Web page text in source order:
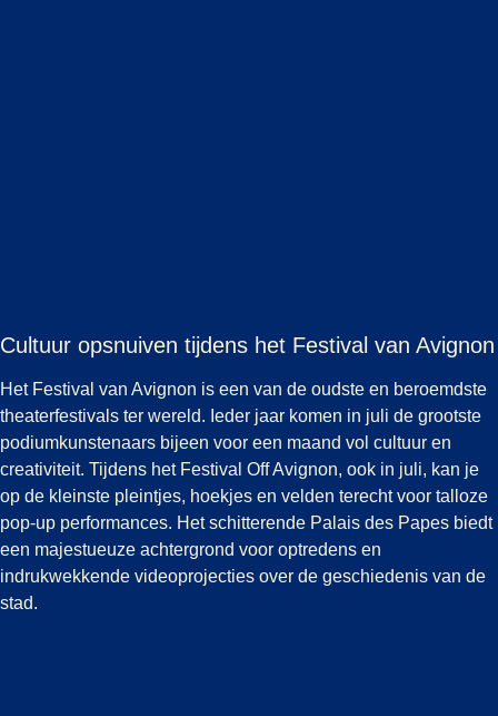
Cultuur opsnuiven tijdens het Festival van Avignon
Het Festival van Avignon is een van de oudste en beroemdste
theaterfestivals ter wereld. Ieder jaar komen in juli de grootste
podiumkunstenaars bijeen voor een maand vol cultuur en
creativiteit. Tijdens het Festival Off Avignon, ook in juli, kan je
op de kleinste pleintjes, hoekjes en velden terecht voor talloze
pop-up performances. Het schitterende Palais des Papes biedt
een majestueuze achtergrond voor optredens en
indrukwekkende videoprojecties over de geschiedenis van de
stad.